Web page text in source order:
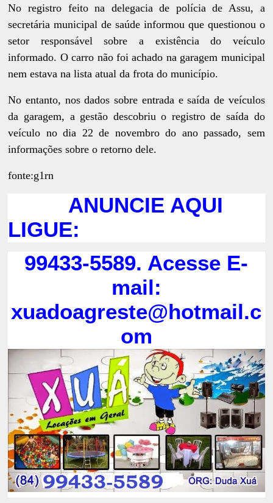
No registro feito na delegacia de polícia de Assu, a
secretária municipal de saúde informou que questionou o
setor responsável sobre a existência do veículo
informado. O carro não foi achado na garagem municipal
nem estava na lista atual da frota do município.
No entanto, nos dados sobre entrada e saída de veículos
da garagem, a gestão descobriu o registro de saída do
veículo no dia 22 de novembro do ano passado, sem
informações sobre o retorno dele.
fonte:g1rn
ANUNCIE AQUI
LIGUE:
99433-5589. Acesse E-
mail:
xuadoagreste@hotmail.c
om